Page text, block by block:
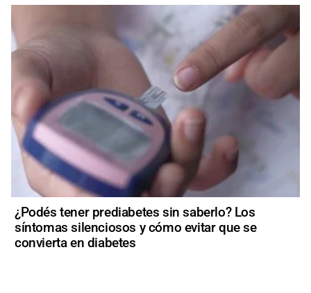
¿Podés tener prediabetes sin saberlo? Los
síntomas silenciosos y cómo evitar que se
convierta en diabetes